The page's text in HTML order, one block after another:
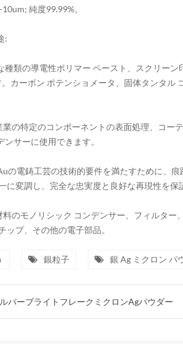
純度99.99%。
:
種類の導電性ポリマー ペースト、スクリー
カーボン ポテンショメータ、固体タンタ
の特定のコンポーネントの表面処理、コー
サーに使用できます。
の電鋳工芸の技術的要件を満たすために、
に変調し、完全な忠実度と良好な再現性を保
のモノリシック コンデンサー、フィルター
ップ、その他の電子部品。
銀粒子 銀 Ag ミクロン パ
バーブライトフレークミクロンAgパウダー